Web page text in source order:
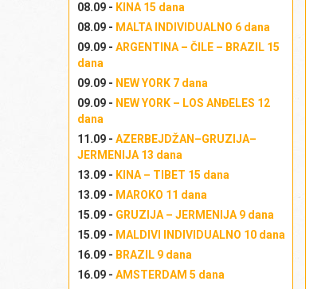
08.09 - KINA 15 dana
08.09 - MALTA INDIVIDUALNO 6 dana
09.09 - ARGENTINA – ČILE – BRAZIL 15
dana
09.09 - NEW YORK 7 dana
09.09 - NEW YORK – LOS ANĐELES 12
dana
11.09 - AZERBEJDŽAN–GRUZIJA–
JERMENIJA 13 dana
13.09 - KINA – TIBET 15 dana
13.09 - MAROKO 11 dana
15.09 - GRUZIJA – JERMENIJA 9 dana
15.09 - MALDIVI INDIVIDUALNO 10 dana
16.09 - BRAZIL 9 dana
16.09 - AMSTERDAM 5 dana